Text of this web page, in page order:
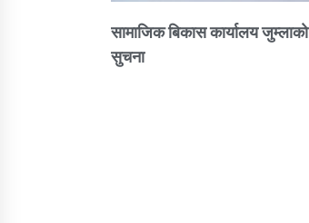
सामाजिक बिकास कार्यालय जुम्लाकाे
सुचना